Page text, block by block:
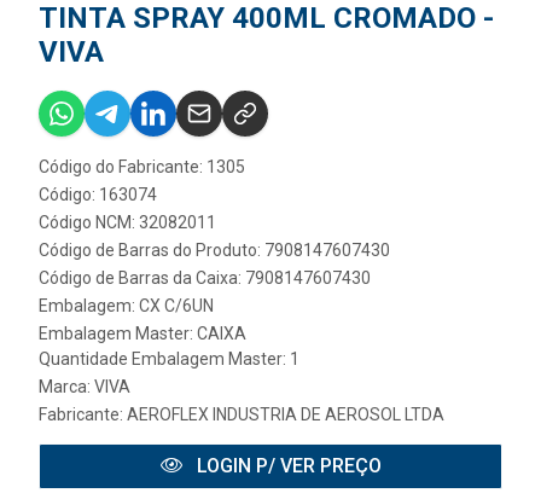
TINTA SPRAY 400ML CROMADO -
VIVA
Código do Fabricante: 1305
Código: 163074
Código NCM: 32082011
Código de Barras do Produto: 7908147607430
Código de Barras da Caixa: 7908147607430
Embalagem: CX C/6UN
Embalagem Master: CAIXA
Quantidade Embalagem Master: 1
Marca: VIVA
Fabricante: AEROFLEX INDUSTRIA DE AEROSOL LTDA
LOGIN P/ VER PREÇO